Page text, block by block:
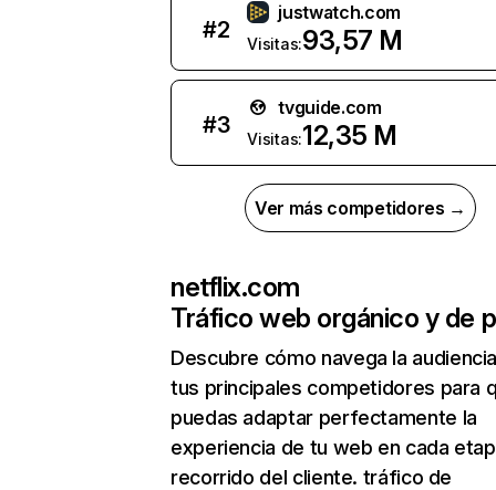
#2
justwatch.com
Visitas:93,57 M
#3
tvguide.com
Visitas:12,35 M
Ver más competidores →
netflix.com
Tráfico web orgánico y de
Descubre cómo navega la
tus principales competidores para
puedas adaptar perfectamente la
experiencia de tu web en cada
recorrido del cliente. tráfico de